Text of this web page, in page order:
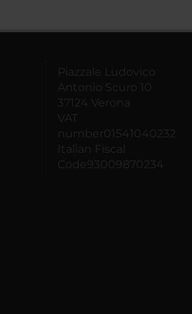
Piazzale Ludovico
Antonio Scuro 10
37124 Verona
VAT
number01541040232
Italian Fiscal
Code93009870234